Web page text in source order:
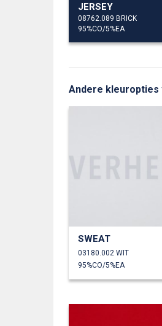
JERSEY
08762.089 BRICK
95%CO/5%EA
Andere
SWEAT
03180.002 WIT
95%CO/5%EA